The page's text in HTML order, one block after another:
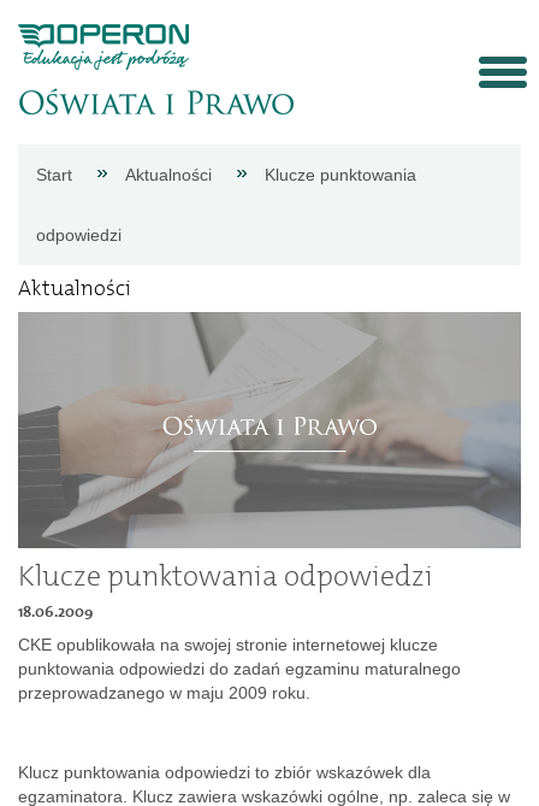
Aktualności
eksperta
Procedury
Dokumenty
O
Kontakt
Start Aktualności Klucze punktowania
odpowiedzi
Aktualności
Klucze punktowania odpowiedzi
18.06.2009
CKE opublikowała na swojej stronie internetowej klucze
punktowania odpowiedzi do zadań egzaminu maturalnego
przeprowadzanego w maju 2009 roku.
Klucz punktowania odpowiedzi to zbiór wskazówek dla
egzaminatora. Klucz zawiera wskazówki ogólne, np. zaleca się w